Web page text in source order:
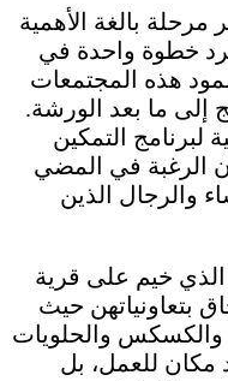
بالغة الأهمية
خطوة واحدة في
هذه المجتمعات
إلى ما بعد الورشة.
لبرنامج التمكين
الرغبة في المضي
والرجال الذين
خيم على قرية
بتعاونياتهن حيث
والكسكس والحلويات
مكان للعمل، بل